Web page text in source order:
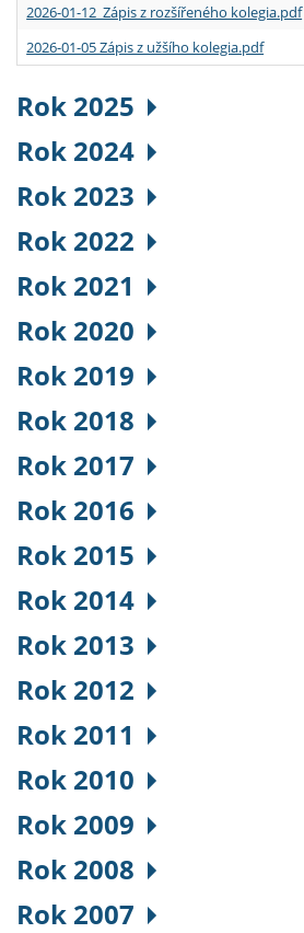
2026-01-12 Zápis z rozšířeného kolegia.pdf
2026-01-05 Zápis z užšího kolegia.pdf
Rok 2025
Rok 2024
Rok 2023
Rok 2022
Rok 2021
Rok 2020
Rok 2019
Rok 2018
Rok 2017
Rok 2016
Rok 2015
Rok 2014
Rok 2013
Rok 2012
Rok 2011
Rok 2010
Rok 2009
Rok 2008
Rok 2007